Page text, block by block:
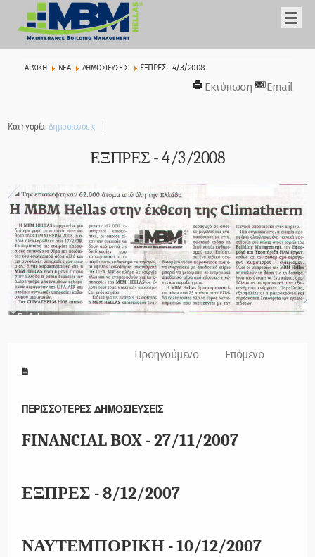
ΑΡΧΙΚΉ ΝΕΑ ΔΗΜΟΣΙΕΥΣΕΙΣ ΕΞΠΡΕΣ - 4/3/2008
Εκτύπωση Email
Κατηγορία:Δημοσιεύσεις
ΕΞΠΡΕΣ - 4/3/2008
Προηγούμενο Επόμενο
ΠΕΡΙΣΣΟΤΕΡΕΣ ΔΗΜΟΣΙΕΥΣΕΙΣ
FINANCIAL BOX - 27/11/2007
ΕΞΠΡΕΣ - 8/12/2007
ΝΑΥΤΕΜΠΟΡΙΚΗ - 10/12/2007